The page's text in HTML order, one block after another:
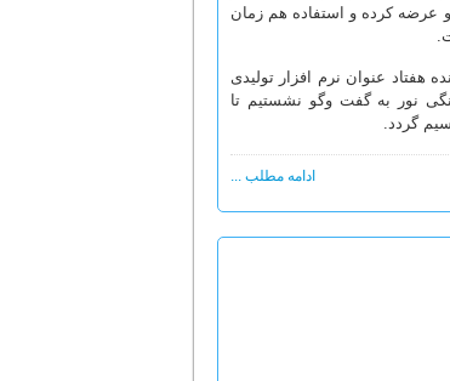
عرضه کرده و استفاده هم زمان
هفتاد عنوان نرم افزار تولیدی
نور به گفت وگو نشستیم تا
گردد.
ادامه مطلب ...